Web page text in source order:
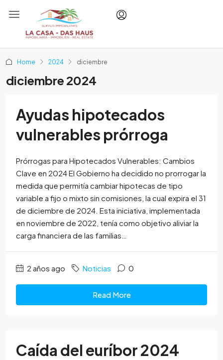
Home 2024 diciembre
diciembre 2024
Ayudas hipotecados
vulnerables prórroga
Prórrogas para Hipotecados Vulnerables: Cambios
Clave en 2024 El Gobierno ha decidido no prorrogar la
medida que permitía cambiar hipotecas de tipo
variable a fijo o mixto sin comisiones, la cual expira el 31
de diciembre de 2024. Esta iniciativa, implementada
en noviembre de 2022, tenía como objetivo aliviar la
carga financiera de las familias…
2 años ago Noticias 0
Read More
Caída del euríbor 2024